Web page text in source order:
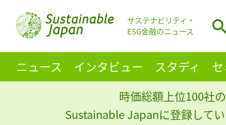
サステナビリティ・
ESG金融のニュース
ニュース インタビュー スタディ
時価総額上位100社
Sustainable Japanに登録して